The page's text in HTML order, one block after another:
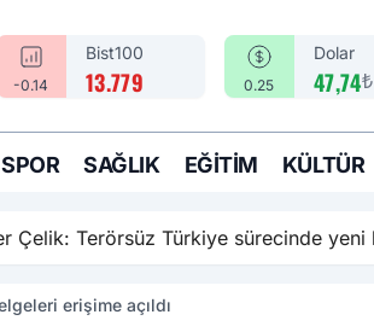
-0.14
Bist100
13.779 0.25
Dolar
47,74₺
SPOR SAĞLIK EĞITIM KÜLTÜR
sürecinde yeni bir aşamadayız
erişime açıldı